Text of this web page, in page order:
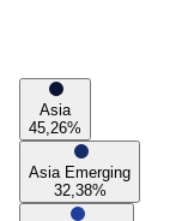
Asia
45,26%
Asia Emerging
32,38%